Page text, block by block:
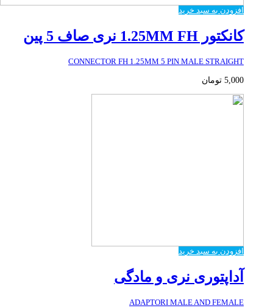
افزودن به سبد خرید
کانکتور 1.25MM FH نری صاف 5 پین
CONNECTOR FH 1.25MM 5 PIN MALE STRAIGHT
5,000 تومان
افزودن به سبد خرید
آداپتوری نری و مادگی
ADAPTORI MALE AND FEMALE